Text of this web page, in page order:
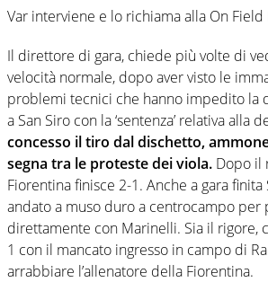
Var interviene e lo richiama alla On Field
Il direttore di gara, chiede più volte di
velocità normale, dopo aver visto le
problemi tecnici che hanno impedito la
a San Siro con la ‘sentenza’ relativa alla
concesso il tiro dal dischetto,
segna tra le proteste dei viola. Dopo il
Fiorentina finisce 2-1. Anche a gara finita
andato a muso duro a centrocampo per
direttamente con Marinelli. Sia il rigore,
1 con il mancato ingresso in campo di
arrabbiare l’allenatore della Fiorentina.